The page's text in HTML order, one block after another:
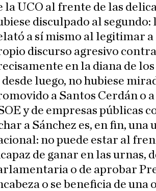
la UCO al frente de las
disculpado al segundo:
a sí mismo al legitimar
discurso agresivo
en la diana de
desde luego, no hubiese
a Santos Cerdán o
y de empresas públicas
a Sánchez es, en fin,
no puede estar al
de ganar en las urnas,
o de aprobar
o se beneficia de